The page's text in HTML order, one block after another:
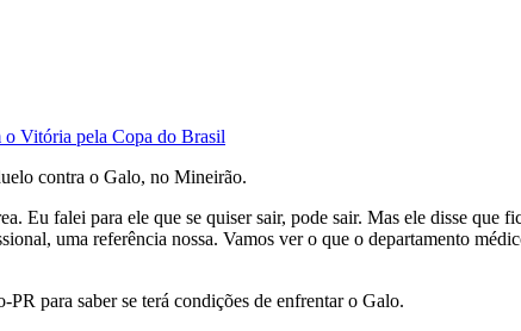
Vitória pela Copa do Brasil
contra o Galo, no Mineirão.
Eu falei para ele que se quiser sair, pode sair. Mas ele disse
uma referência nossa. Vamos ver o que o departamento
para saber se terá condições de enfrentar o Galo.